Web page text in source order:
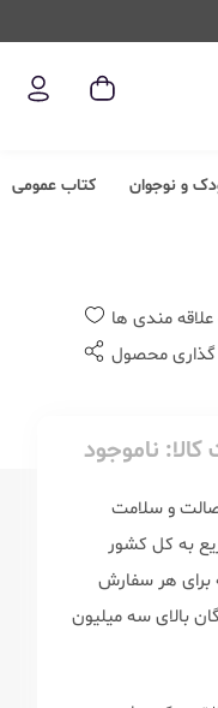
و نوجوان کتاب عمومی
علاقه مندی ها
گذاری محصول
ناموجود
و سلامت
به کل کشور
هر سفارش
بالای سه میلیون